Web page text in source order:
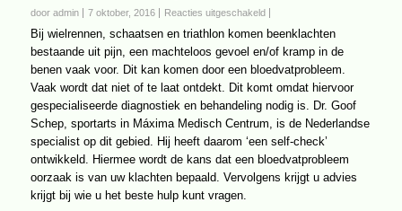
door admin 7 oktober, 2016 Reacties uitgeschakeldvoor
Vaatproblemen
wielrenners
Bij wielrennen, schaatsen en triathlon komen beenklachten
bestaande uit pijn, een machteloos gevoel en/of kramp in de
benen vaak voor. Dit kan komen door een bloedvatprobleem.
Vaak wordt dat niet of te laat ontdekt. Dit komt omdat hiervoor
gespecialiseerde diagnostiek en behandeling nodig is. Dr. Goof
Schep, sportarts in Máxima Medisch Centrum, is de Nederlandse
specialist op dit gebied. Hij heeft daarom ‘een self-check’
ontwikkeld. Hiermee wordt de kans dat een bloedvatprobleem
oorzaak is van uw klachten bepaald. Vervolgens krijgt u advies
krijgt bij wie u het beste hulp kunt vragen.